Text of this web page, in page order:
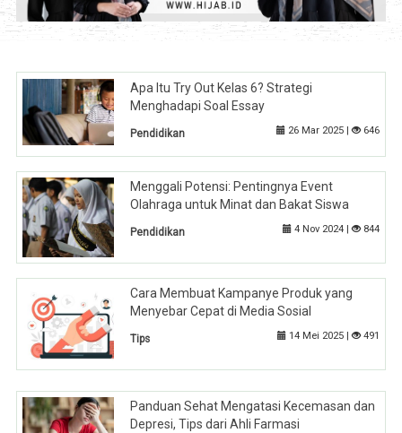
Apa Itu Try Out Kelas 6? Strategi
Menghadapi Soal Essay
Pendidikan 26 Mar 2025 | 646
Menggali Potensi: Pentingnya Event
Olahraga untuk Minat dan Bakat Siswa
Pendidikan 4 Nov 2024 | 844
Cara Membuat Kampanye Produk yang
Menyebar Cepat di Media Sosial
Tips 14 Mei 2025 | 491
Panduan Sehat Mengatasi Kecemasan dan
Depresi, Tips dari Ahli Farmasi